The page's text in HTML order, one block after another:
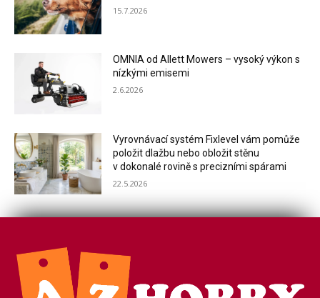
15.7.2026
OMNIA od Allett Mowers – vysoký výkon s
nízkými emisemi
2.6.2026
Vyrovnávací systém Fixlevel vám pomůže
položit dlažbu nebo obložit stěnu
v dokonalé rovině s precizními spárami
22.5.2026